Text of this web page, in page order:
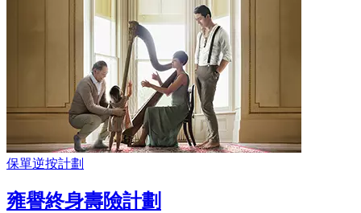
保單逆按計劃
雍譽終身壽險計劃